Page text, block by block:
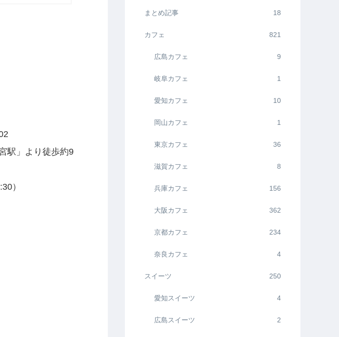
駅」より徒歩約9
）
まとめ記事 18
カフェ 821
広島カフェ 9
岐阜カフェ 1
愛知カフェ 10
岡山カフェ 1
東京カフェ 36
滋賀カフェ 8
兵庫カフェ 156
大阪カフェ 362
京都カフェ 234
奈良カフェ 4
スイーツ 250
愛知スイーツ 4
広島スイーツ 2